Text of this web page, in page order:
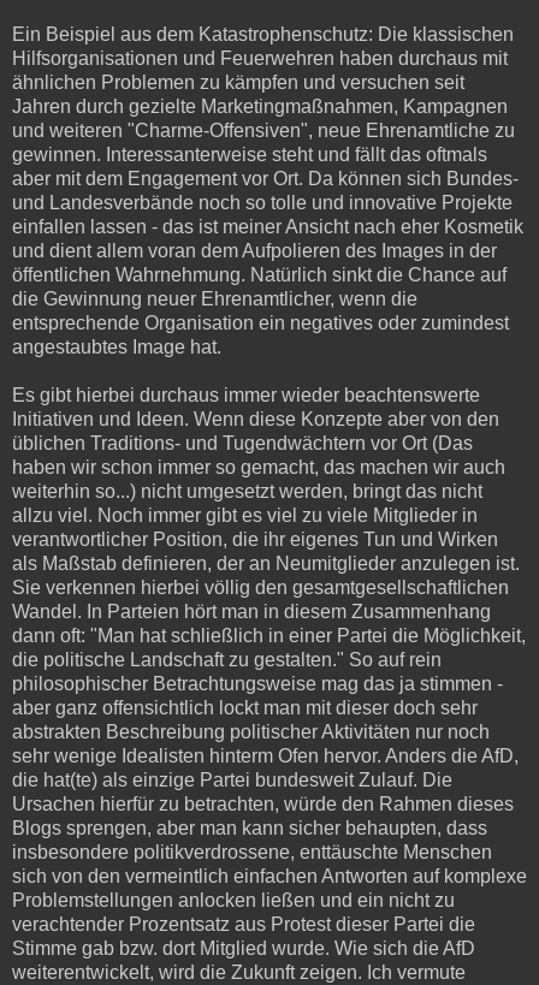
Ein Beispiel aus dem Katastrophenschutz: Die klassischen
Hilfsorganisationen und Feuerwehren haben durchaus mit
ähnlichen Problemen zu kämpfen und versuchen seit
Jahren durch gezielte Marketingmaßnahmen, Kampagnen
und weiteren "Charme-Offensiven", neue Ehrenamtliche zu
gewinnen. Interessanterweise steht und fällt das oftmals
aber mit dem Engagement vor Ort. Da können sich Bundes-
und Landesverbände noch so tolle und innovative Projekte
einfallen lassen - das ist meiner Ansicht nach eher Kosmetik
und dient allem voran dem Aufpolieren des Images in der
öffentlichen Wahrnehmung. Natürlich sinkt die Chance auf
die Gewinnung neuer Ehrenamtlicher, wenn die
entsprechende Organisation ein negatives oder zumindest
angestaubtes Image hat.
Es gibt hierbei durchaus immer wieder beachtenswerte
Initiativen und Ideen. Wenn diese Konzepte aber von den
üblichen Traditions- und Tugendwächtern vor Ort (Das
haben wir schon immer so gemacht, das machen wir auch
weiterhin so...) nicht umgesetzt werden, bringt das nicht
allzu viel. Noch immer gibt es viel zu viele Mitglieder in
verantwortlicher Position, die ihr eigenes Tun und Wirken
als Maßstab definieren, der an Neumitglieder anzulegen ist.
Sie verkennen hierbei völlig den gesamtgesellschaftlichen
Wandel. In Parteien hört man in diesem Zusammenhang
dann oft: "Man hat schließlich in einer Partei die Möglichkeit,
die politische Landschaft zu gestalten." So auf rein
philosophischer Betrachtungsweise mag das ja stimmen -
aber ganz offensichtlich lockt man mit dieser doch sehr
abstrakten Beschreibung politischer Aktivitäten nur noch
sehr wenige Idealisten hinterm Ofen hervor. Anders die AfD,
die hat(te) als einzige Partei bundesweit Zulauf. Die
Ursachen hierfür zu betrachten, würde den Rahmen dieses
Blogs sprengen, aber man kann sicher behaupten, dass
insbesondere politikverdrossene, enttäuschte Menschen
sich von den vermeintlich einfachen Antworten auf komplexe
Problemstellungen anlocken ließen und ein nicht zu
verachtender Prozentsatz aus Protest dieser Partei die
Stimme gab bzw. dort Mitglied wurde. Wie sich die AfD
weiterentwickelt, wird die Zukunft zeigen. Ich vermute